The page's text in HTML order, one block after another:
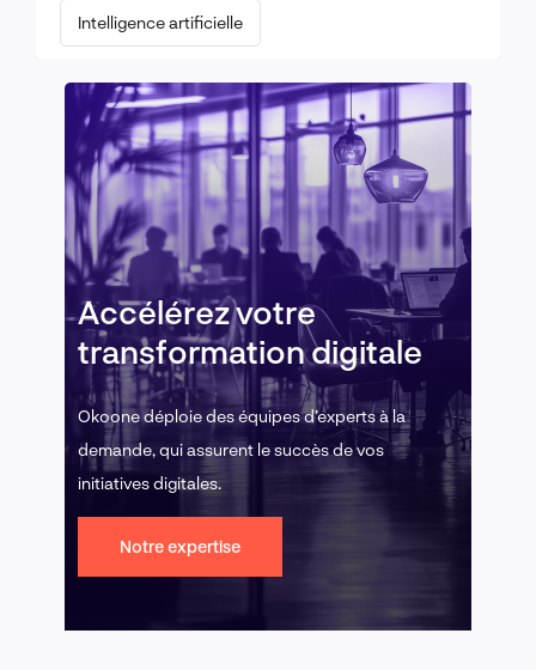
Intelligence artificielle
Accélérez votre
transformation digitale
Okoone déploie des équipes d’experts à la
demande, qui assurent le succès de vos
initiatives digitales.
Notre expertise